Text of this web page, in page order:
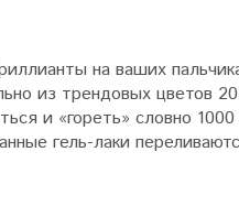
на ваших
из трендовых цветов
и «гореть» словно 1000
гель-лаки